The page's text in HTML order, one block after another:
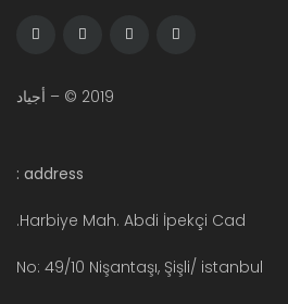
2019 © – أجياد
address :
Harbiye Mah. Abdi İpekçi Cad.
No: 49/10 Nişantaşı, Şişli/ istanbul